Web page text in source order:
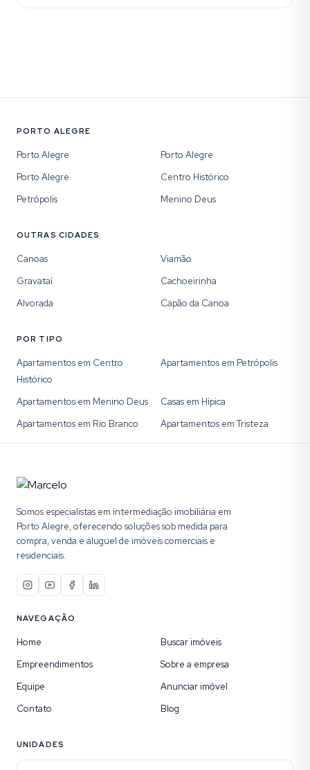
PORTO ALEGRE
Porto Alegre
Porto Alegre
Porto Alegre
Centro Histórico
Petrópolis
Menino Deus
OUTRAS CIDADES
Canoas
Viamão
Gravataí
Cachoeirinha
Alvorada
Capão da Canoa
POR TIPO
Apartamentos em Centro
Histórico
Apartamentos em Petrópolis
Apartamentos em Menino Deus
Casas em Hípica
Apartamentos em Rio Branco
Apartamentos em Tristeza
Somos especialistas em intermediação imobiliária em
Porto Alegre, oferecendo soluções sob medida para
compra, venda e aluguel de imóveis comerciais e
residenciais.
NAVEGAÇÃO
Home
Buscar imóveis
Empreendimentos
Sobre a empresa
Equipe
Anunciar imóvel
Contato
Blog
UNIDADES